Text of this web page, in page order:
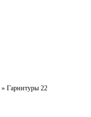
» Гарнитуры 22